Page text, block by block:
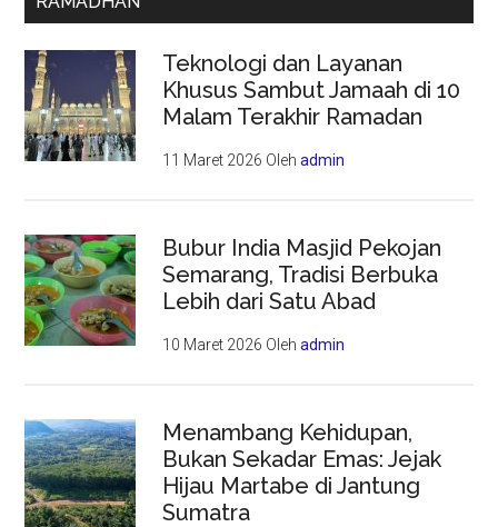
Teknologi dan Layanan
Khusus Sambut Jamaah di 10
Malam Terakhir Ramadan
11 Maret 2026 Olehadmin
Bubur India Masjid Pekojan
Semarang, Tradisi Berbuka
Lebih dari Satu Abad
10 Maret 2026 Olehadmin
Menambang Kehidupan,
Bukan Sekadar Emas: Jejak
Hijau Martabe di Jantung
Sumatra